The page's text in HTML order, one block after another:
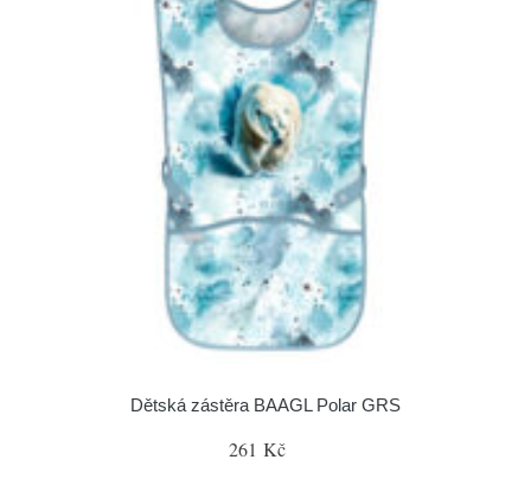
Dětská zástěra BAAGL Polar GRS
261 Kč